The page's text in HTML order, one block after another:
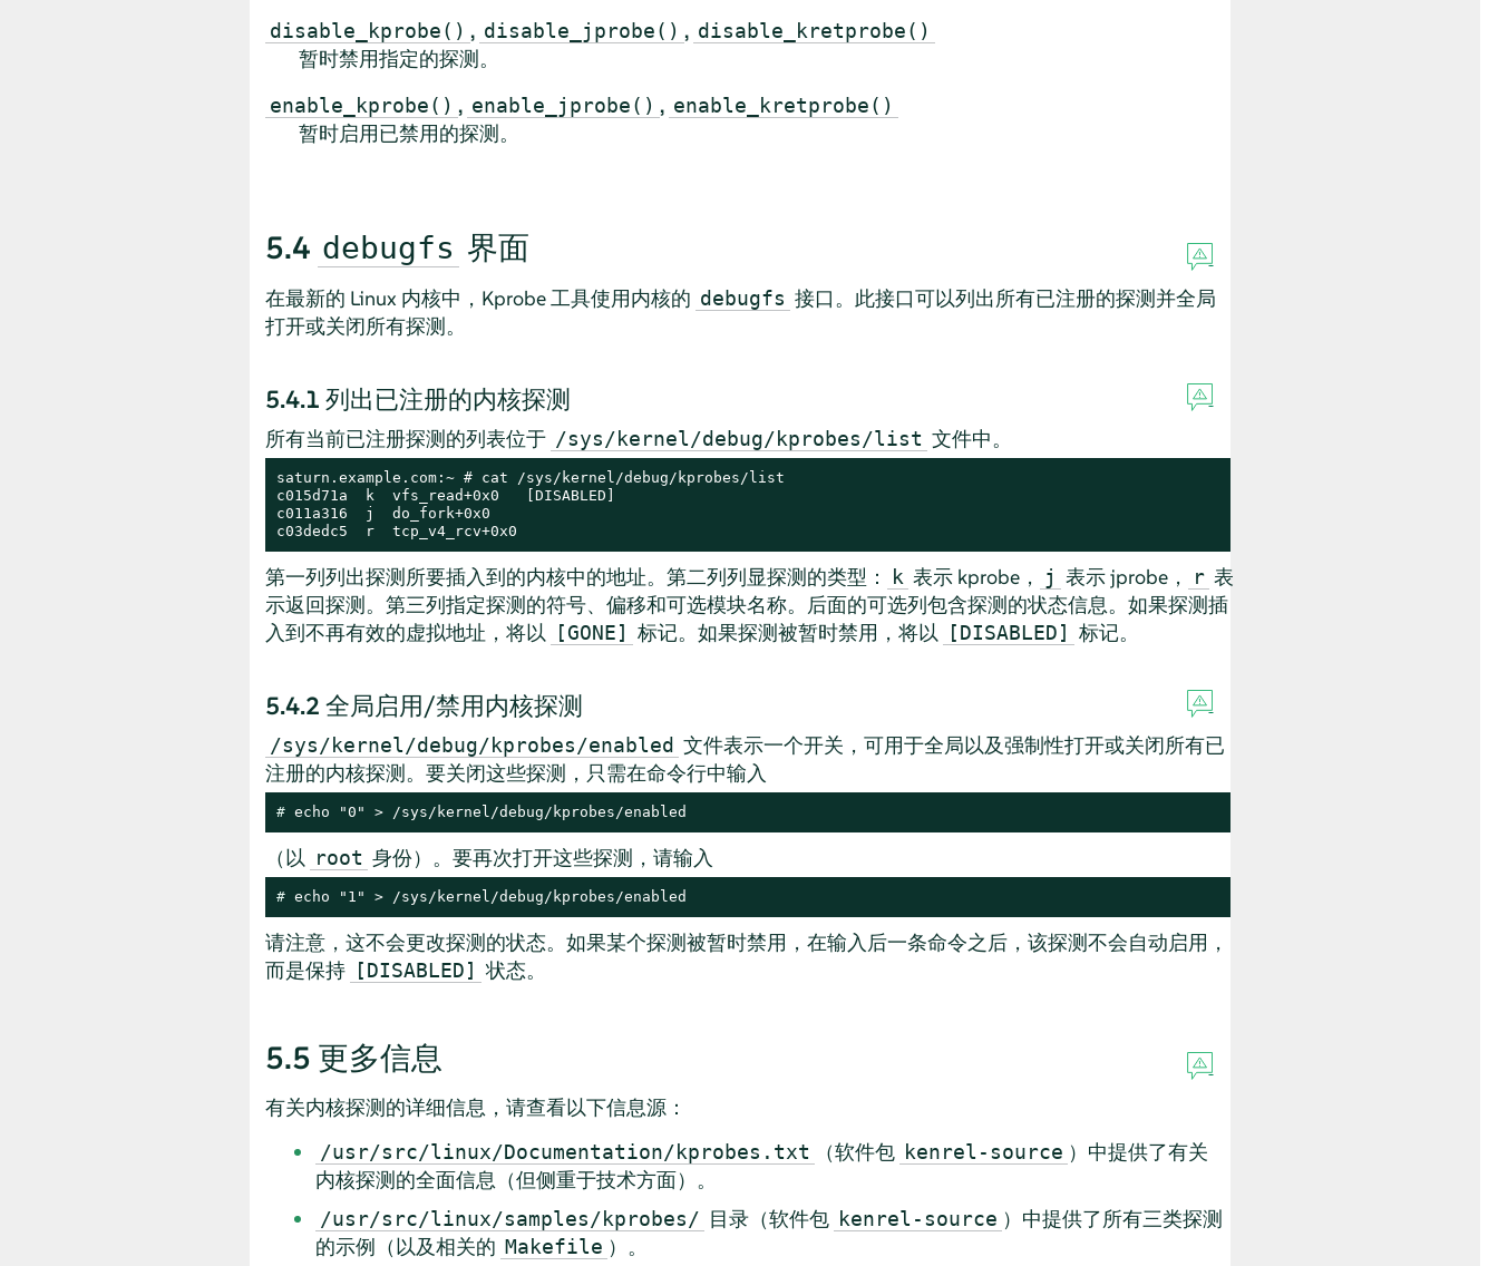
disable_kprobe() , disable_jprobe() , disable_kretprobe()
暂时禁用指定的探测。
enable_kprobe() , enable_jprobe() , enable_kretprobe()
暂时启用已禁用的探测。
5.4 debugfs 界面
在最新的 Linux 内核中，Kprobe 工具使用内核的 debugfs 接口。此接口可以列出所有已注册的探测并全局
打开或关闭所有探测。
5.4.1 列出已注册的内核探测
所有当前已注册探测的列表位于 /sys/kernel/debug/kprobes/list 文件中。
saturn.example.com:~ # cat /sys/kernel/debug/kprobes/list
c015d71a  k  vfs_read+0x0   [DISABLED]
c011a316  j  do_fork+0x0
c03dedc5  r  tcp_v4_rcv+0x0
第一列列出探测所要插入到的内核中的地址。第二列列显探测的类型： k 表示 kprobe， j 表示 jprobe， r 表
示返回探测。第三列指定探测的符号、偏移和可选模块名称。后面的可选列包含探测的状态信息。如果探测插
入到不再有效的虚拟地址，将以
[GONE] 标记。如果探测被暂时禁用，将以 [DISABLED] 标记。
5.4.2 全局启用/禁用内核探测
/sys/kernel/debug/kprobes/enabled 文件表示一个开关，可用于全局以及强制性打开或关闭所有已
注册的内核探测。要关闭这些探测，只需在命令行中输入
# echo "0" > /sys/kernel/debug/kprobes/enabled
（以 root 身份）。要再次打开这些探测，请输入
# echo "1" > /sys/kernel/debug/kprobes/enabled
请注意，这不会更改探测的状态。如果某个探测被暂时禁用，在输入后一条命令之后，该探测不会自动启用，
而是保持 [DISABLED] 状态。
5.5 更多信息
有关内核探测的详细信息，请查看以下信息源：
/usr/src/linux/Documentation/kprobes.txt （软件包 kenrel-source ）中提供了有关
内核探测的全面信息（但侧重于技术方面）。
/usr/src/linux/samples/kprobes/ 目录（软件包 kenrel-source ）中提供了所有三类探测
的示例（以及相关的 Makefile ）。